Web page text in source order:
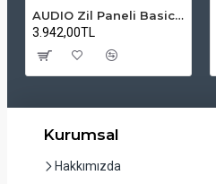
AUDIO Zil Paneli Basic Hpli Çift Buton 14'lü Sesli Apartman Diafon Kapı Paneli
3.942,00TL
Kurumsal
Hakkımızda